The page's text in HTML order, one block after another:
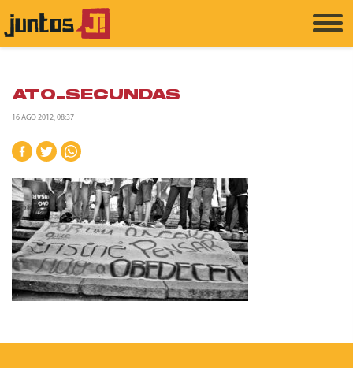
ATO_SECUNDAS
16 AGO 2012, 08:37